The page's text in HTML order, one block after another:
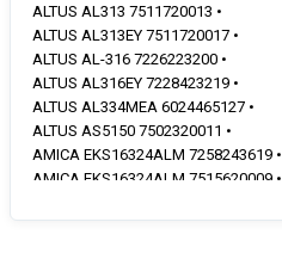
ALTUS AL313 7511720013 •
ALTUS AL313EY 7511720017 •
ALTUS AL-316 7226223200 •
ALTUS AL316EY 7228423219 •
ALTUS AL334MEA 6024465127 •
ALTUS AS5150 7502320011 •
AMICA EKS16324ALM 7258243619 •
AMICA EKS16324ALM 7515620009 •
ARCELIK 3011NY 7511720018 •